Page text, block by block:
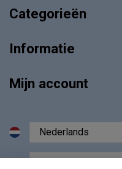
Categorieën
Informatie
Mijn account